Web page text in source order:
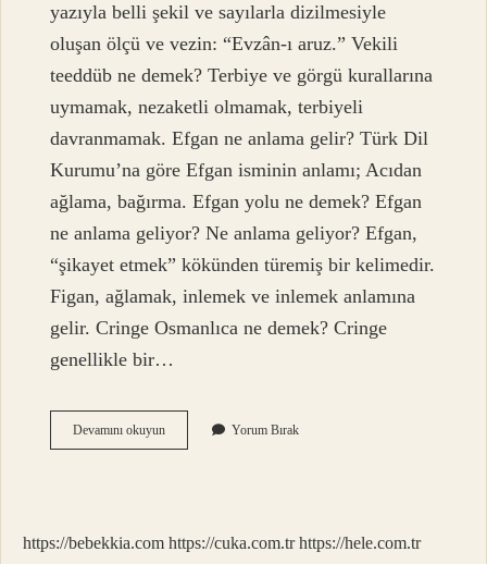
yazıyla belli şekil ve sayılarla dizilmesiyle
oluşan ölçü ve vezin: “Evzân-ı aruz.” Vekili
teeddüb ne demek? Terbiye ve görgü kurallarına
uymamak, nezaketli olmamak, terbiyeli
davranmamak. Efgan ne anlama gelir? Türk Dil
Kurumu’na göre Efgan isminin anlamı; Acıdan
ağlama, bağırma. Efgan yolu ne demek? Efgan
ne anlama geliyor? Ne anlama geliyor? Efgan,
“şikayet etmek” kökünden türemiş bir kelimedir.
Figan, ağlamak, inlemek ve inlemek anlamına
gelir. Cringe Osmanlıca ne demek? Cringe
genellikle bir…
Devamını okuyunEfgan
Kılmak
Yorum Bırak
https://bebekkia.com https://cuka.com.tr https://hele.com.tr